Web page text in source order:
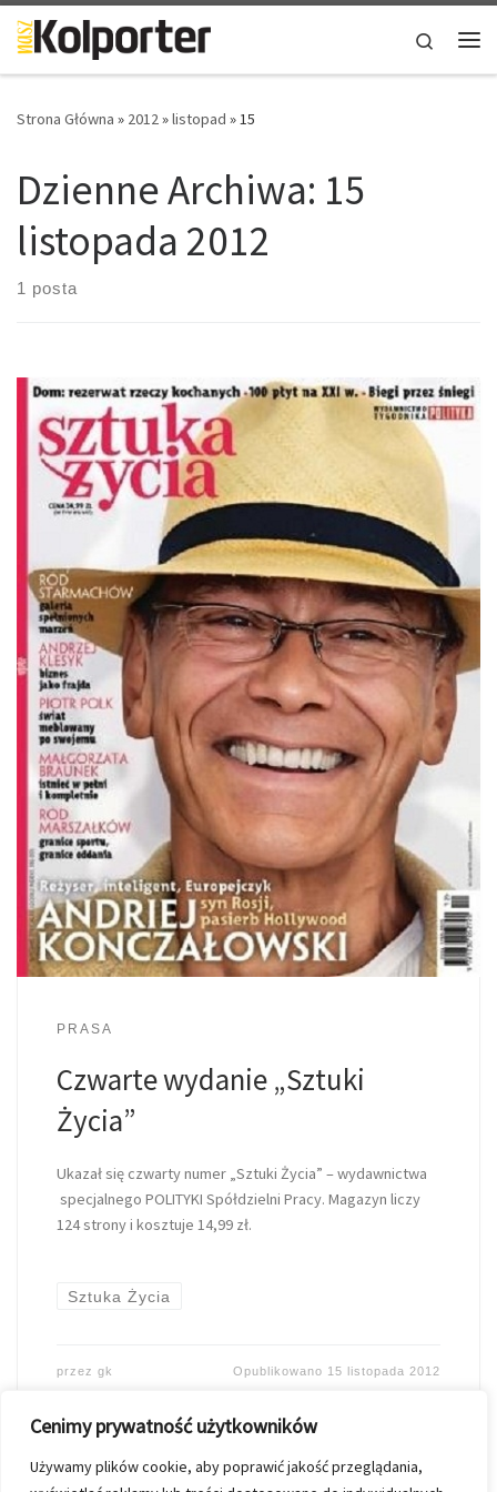
Cenimy prywatność użytkowników
Używamy plików cookie, aby poprawić jakość przeglądania,
Skip to content
Search
Strona Główna » 2012»listopad »15
Dzienne Archiwa: 15
listopada 2012
1 posta
PRASA
Czwarte wydanie „Sztuki
Życia”
Ukazał się czwarty numer „Sztuki Życia” – wydawnictwa
specjalnego POLITYKI Spółdzielni Pracy. Magazyn liczy
124 strony i kosztuje 14,99 zł.
Sztuka Życia
przez gk Opublikowano 15 listopada 2012